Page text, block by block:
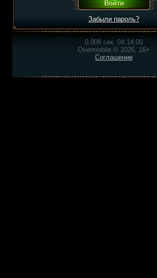
Забыли пароль?
0.008 сек, 04:14:00
Overmobile © 2026, 16+
Соглашение